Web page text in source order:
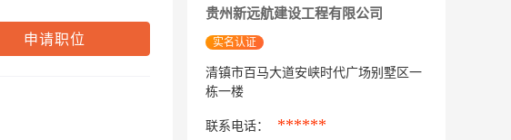
申请职位
贵州新远航建设工程有限公司
实名认证
清镇市百马大道安峡时代广场别墅区一
栋一楼
联系电话： ******